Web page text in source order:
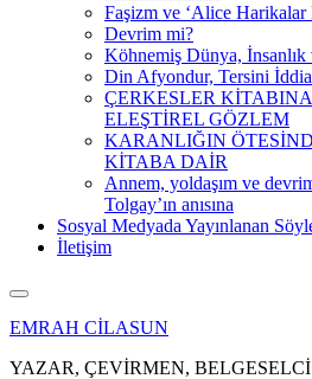
Faşizm ve ‘Alice Harikalar
Devrim mi?
Köhnemiş Dünya, İnsanlık
Din Afyondur, Tersini
ÇERKESLER
ELEŞTİREL GÖZLEM
KARANLIĞIN
KİTABA DAİR
Annem, yoldaşım ve
Tolgay’ın anısına
Sosyal Medyada Yayınlanan
İletişim
EMRAH CİLASUN
YAZAR, ÇEVİRMEN, BELGESELCİ